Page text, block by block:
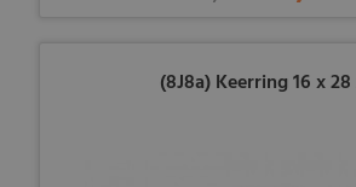
(8J8a) Keerring 16 x